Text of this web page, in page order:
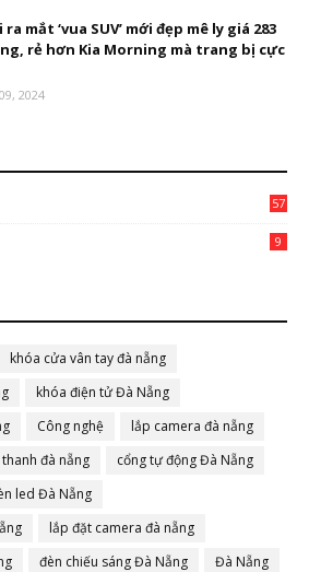
mắt ‘vua SUV’ mới đẹp mê ly giá 283
rẻ hơn Kia Morning mà trang bị cực
2024
57
9
khóa cửa vân tay đà nẵng
khóa điện tử Đà Nẵng
Công nghệ
lắp camera đà nẵng
đà nẵng
cổng tự động Đà Nẵng
led Đà Nẵng
lắp đặt camera đà nẵng
đèn chiếu sáng Đà Nẵng
Đà Nẵng